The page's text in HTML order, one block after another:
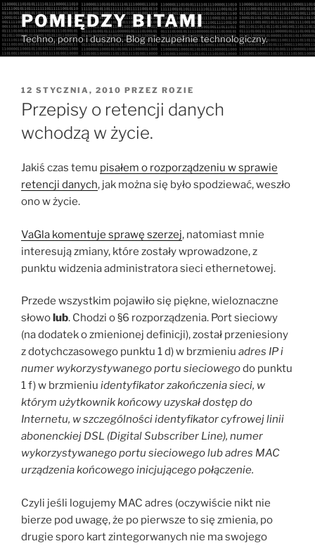
Przejdź
do
treści
POMIĘDZY BITAMI
Techno, porno i duszno. Blog niezupełnie technologiczny.
OPUBLIKOWANE
W
12 STYCZNIA, 2010 PRZEZ ROZIE
Przepisy o retencji danych
wchodzą w życie.
Jakiś czas temu pisałem o rozporządzeniu w sprawie
retencji danych, jak można się było spodziewać, weszło
ono w życie.
VaGla komentuje sprawę szerzej, natomiast mnie
interesują zmiany, które zostały wprowadzone, z
punktu widzenia administratora sieci ethernetowej.
Przede wszystkim pojawiło się piękne, wieloznaczne
słowolub. Chodzi o §6 rozporządzenia. Port sieciowy
(na dodatek o zmienionej definicji), został przeniesiony
z dotychczasowego punktu 1 d) w brzmieniu adres IP i
numer wykorzystywanego portu sieciowegodo punktu
1 f) w brzmieniu identyfikator zakończenia sieci, w
którym użytkownik końcowy uzyskał dostęp do
Internetu, w szczególności identyfikator cyfrowej linii
abonenckiej DSL (Digital Subscriber Line), numer
wykorzystywanego portu sieciowego lub adres MAC
urządzenia końcowego inicjującego połączenie.
Czyli jeśli logujemy MAC adres (oczywiście nikt nie
bierze pod uwagę, że po pierwsze to się zmienia, po
drugie sporo kart zintegorwanych nie ma swojego